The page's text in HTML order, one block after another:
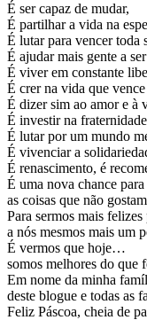
É ser capaz de mudar,
É partilhar a vida na
É lutar para vencer toda
É ajudar mais gente a
É viver em constante
É crer na vida que
É dizer sim ao amor e à
É investir na
É lutar por um mundo
É vivenciar a
É renascimento, é
É uma nova chance
as coisas que não
Para sermos mais
a nós mesmos mais um
É vermos que hoje…
somos melhores do
Em nome da minha
deste blogue e todas as
Feliz Páscoa, cheia de